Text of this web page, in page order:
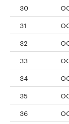
30
31
32
33
34
35
36